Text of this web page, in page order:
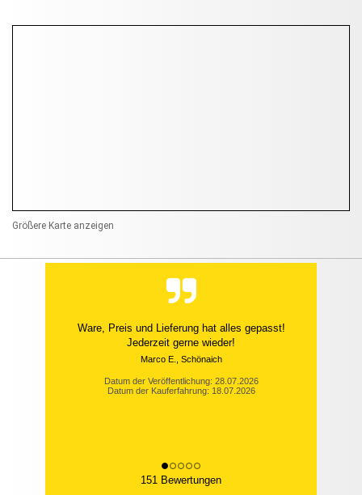
Größere Karte anzeigen
Ware, Preis und Lieferung hat alles gepasst!
Jederzeit gerne wieder!
Marco E., Schönaich
Datum der Veröffentlichung: 28.07.2026
Datum der Kauferfahrung: 18.07.2026
151 Bewertungen